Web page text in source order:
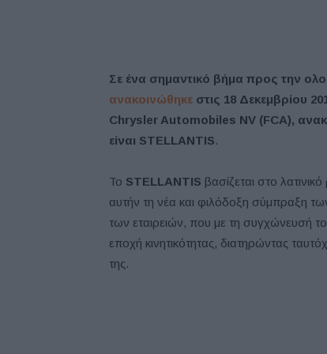
Σε ένα σημαντικό βήμα προς την
ανακοινώθηκε στις 18 Δεκεμβρίου
Chrysler Automobiles NV (FCA),
είναι STELLANTIS.
Το STELLANTIS βασίζεται στο
αυτήν τη νέα και φιλόδοξη σύμπραξη
των εταιρειών, που με τη συγχώνευσή
εποχή κινητικότητας, διατηρώντας
της.